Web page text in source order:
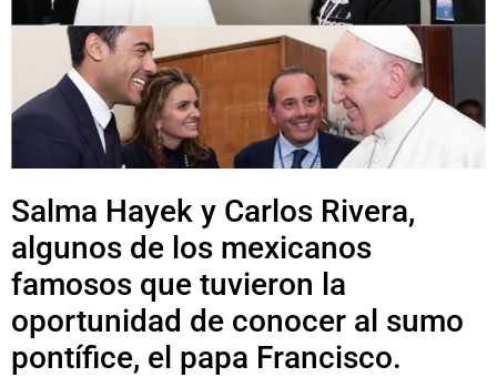
Salma Hayek y Carlos Rivera,
algunos de los mexicanos
famosos que tuvieron la
oportunidad de conocer al sumo
pontífice, el papa Francisco.